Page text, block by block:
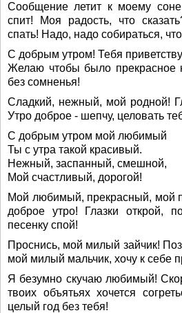
Сообщение летит к моему
спит! Моя радость, что
спать! Надо, надо собираться,
С добрым утром! Тебя
Желаю чтобы было прекрасное
без сомненья!
Сладкий, нежный, мой родной!
Утро доброе - шепчу, целовать
С добрым утром мой любимый
Ты с утра такой красивый.
Нежный, заспанный, смешной,
Мой счастливый, дорогой!
Мой любимый, прекрасный, мой
доброе утро! Глазки открой,
песенку спой!
Проснись, мой милый зайчик!
мой милый мальчик, хочу к себе
Я безумно скучаю любимый!
твоих объятьях хочется
целый год без тебя!